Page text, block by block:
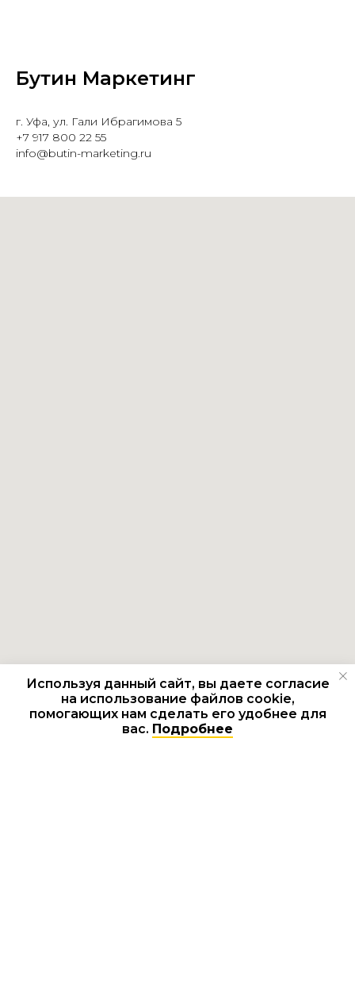
Бутин Маркетинг
г. Уфа, ул. Гали Ибрагимова 5
+7 917 800 22 55
info@butin-marketing.ru
Есть вопросы? Пишите ;)
Используя данный сайт, вы даете согласие
на использование файлов cookie,
помогающих нам сделать его удобнее для
вас. Подробнее